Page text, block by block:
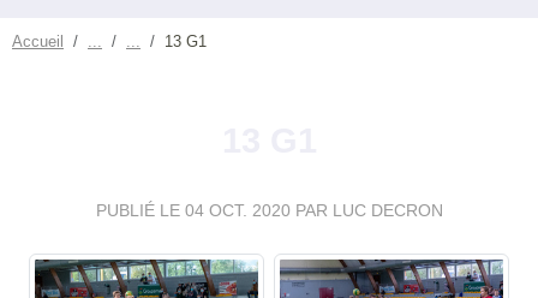
Accueil 13 G1
PUBLIÉ LE 04 OCT. 2020 PAR LUC DECRON